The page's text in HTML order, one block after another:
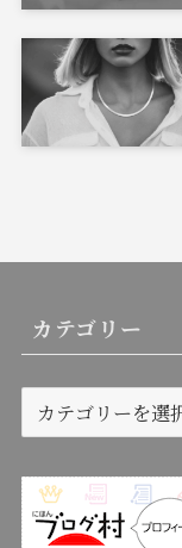
カテゴリー
テ
リ
ー